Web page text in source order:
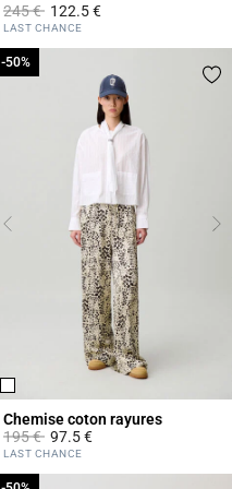
Prix réduit à partir de
245 €à122.5 €
5 out of 5 Customer Rating
LAST CHANCE
Chemise coton rayures
Prix réduit à partir de
195 €à
-50%
97.5 €
4,9 out of 5 Customer Rating
LAST CHANCE
-50%